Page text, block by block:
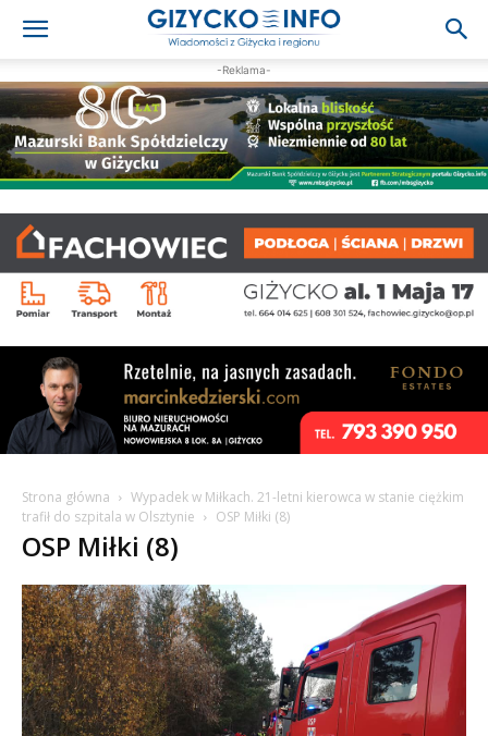
-Reklama-
Strona główna
Wypadek w Miłkach. 21-letni kierowca w stanie ciężkim
trafił do szpitala w Olsztynie
OSP Miłki (8)
OSP Miłki (8)